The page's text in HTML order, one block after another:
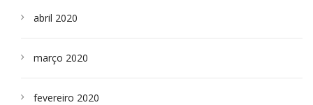
abril 2020
março 2020
fevereiro 2020